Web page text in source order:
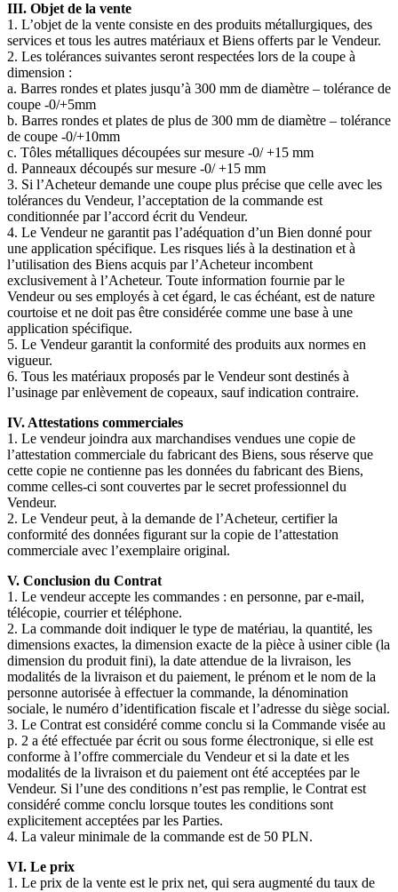
III. Objet de la vente
1. L’objet de la vente consiste en des produits métallurgiques, des
services et tous les autres matériaux et Biens offerts par le Vendeur.
2. Les tolérances suivantes seront respectées lors de la coupe à
dimension :
a. Barres rondes et plates jusqu’à 300 mm de diamètre – tolérance de
coupe -0/+5mm
b. Barres rondes et plates de plus de 300 mm de diamètre – tolérance
de coupe -0/+10mm
c. Tôles métalliques découpées sur mesure -0/ +15 mm
d. Panneaux découpés sur mesure -0/ +15 mm
3. Si l’Acheteur demande une coupe plus précise que celle avec les
tolérances du Vendeur, l’acceptation de la commande est
conditionnée par l’accord écrit du Vendeur.
4. Le Vendeur ne garantit pas l’adéquation d’un Bien donné pour
une application spécifique. Les risques liés à la destination et à
l’utilisation des Biens acquis par l’Acheteur incombent
exclusivement à l’Acheteur. Toute information fournie par le
Vendeur ou ses employés à cet égard, le cas échéant, est de nature
courtoise et ne doit pas être considérée comme une base à une
application spécifique.
5. Le Vendeur garantit la conformité des produits aux normes en
vigueur.
6. Tous les matériaux proposés par le Vendeur sont destinés à
l’usinage par enlèvement de copeaux, sauf indication contraire.
IV. Attestations commerciales
1. Le vendeur joindra aux marchandises vendues une copie de
l’attestation commerciale du fabricant des Biens, sous réserve que
cette copie ne contienne pas les données du fabricant des Biens,
comme celles-ci sont couvertes par le secret professionnel du
Vendeur.
2. Le Vendeur peut, à la demande de l’Acheteur, certifier la
conformité des données figurant sur la copie de l’attestation
commerciale avec l’exemplaire original.
V. Conclusion du Contrat
1. Le vendeur accepte les commandes : en personne, par e-mail,
télécopie, courrier et téléphone.
2. La commande doit indiquer le type de matériau, la quantité, les
dimensions exactes, la dimension exacte de la pièce à usiner cible (la
dimension du produit fini), la date attendue de la livraison, les
modalités de la livraison et du paiement, le prénom et le nom de la
personne autorisée à effectuer la commande, la dénomination
sociale, le numéro d’identification fiscale et l’adresse du siège social.
3. Le Contrat est considéré comme conclu si la Commande visée au
p. 2 a été effectuée par écrit ou sous forme électronique, si elle est
conforme à l’offre commerciale du Vendeur et si la date et les
modalités de la livraison et du paiement ont été acceptées par le
Vendeur. Si l’une des conditions n’est pas remplie, le Contrat est
considéré comme conclu lorsque toutes les conditions sont
explicitement acceptées par les Parties.
4. La valeur minimale de la commande est de 50 PLN.
VI. Le prix
1. Le prix de la vente est le prix net, qui sera augmenté du taux de